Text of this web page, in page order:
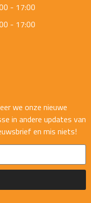
- 17:00
- 17:00
we onze nieuwe
in andere updates van
en mis niets!